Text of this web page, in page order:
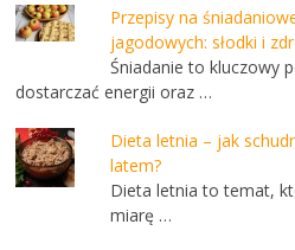
Przepisy na
jagodowych: słodki i
Śniadanie to kluczowy
dostarczać energii oraz …
Dieta letnia – jak
latem?
Dieta letnia to temat,
miarę …